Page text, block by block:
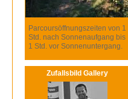
Parcoursöffnungszeiten von 1
Std. nach Sonnenaufgang bis
1 Std. vor Sonnenuntergang.
Zufallsbild Gallery